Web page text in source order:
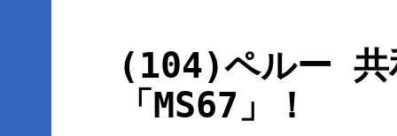
(104)ペルー 共
「MS67」！